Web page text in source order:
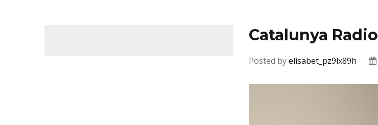
Catalunya Radio
Posted byelisabet_pz9lx89h